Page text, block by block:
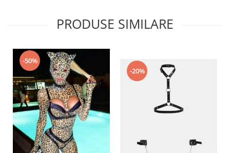
PRODUSE SIMILARE
-50%
-20%